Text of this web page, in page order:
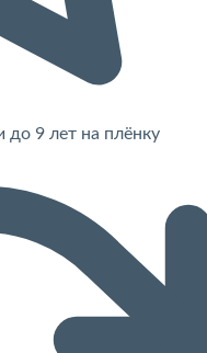
до 9 лет на плёнку